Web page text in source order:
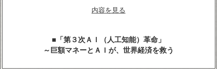
内容を見る
「第３次ＡＩ（人工知能）革命」
～巨額マネーとＡＩが、世界経済を救う